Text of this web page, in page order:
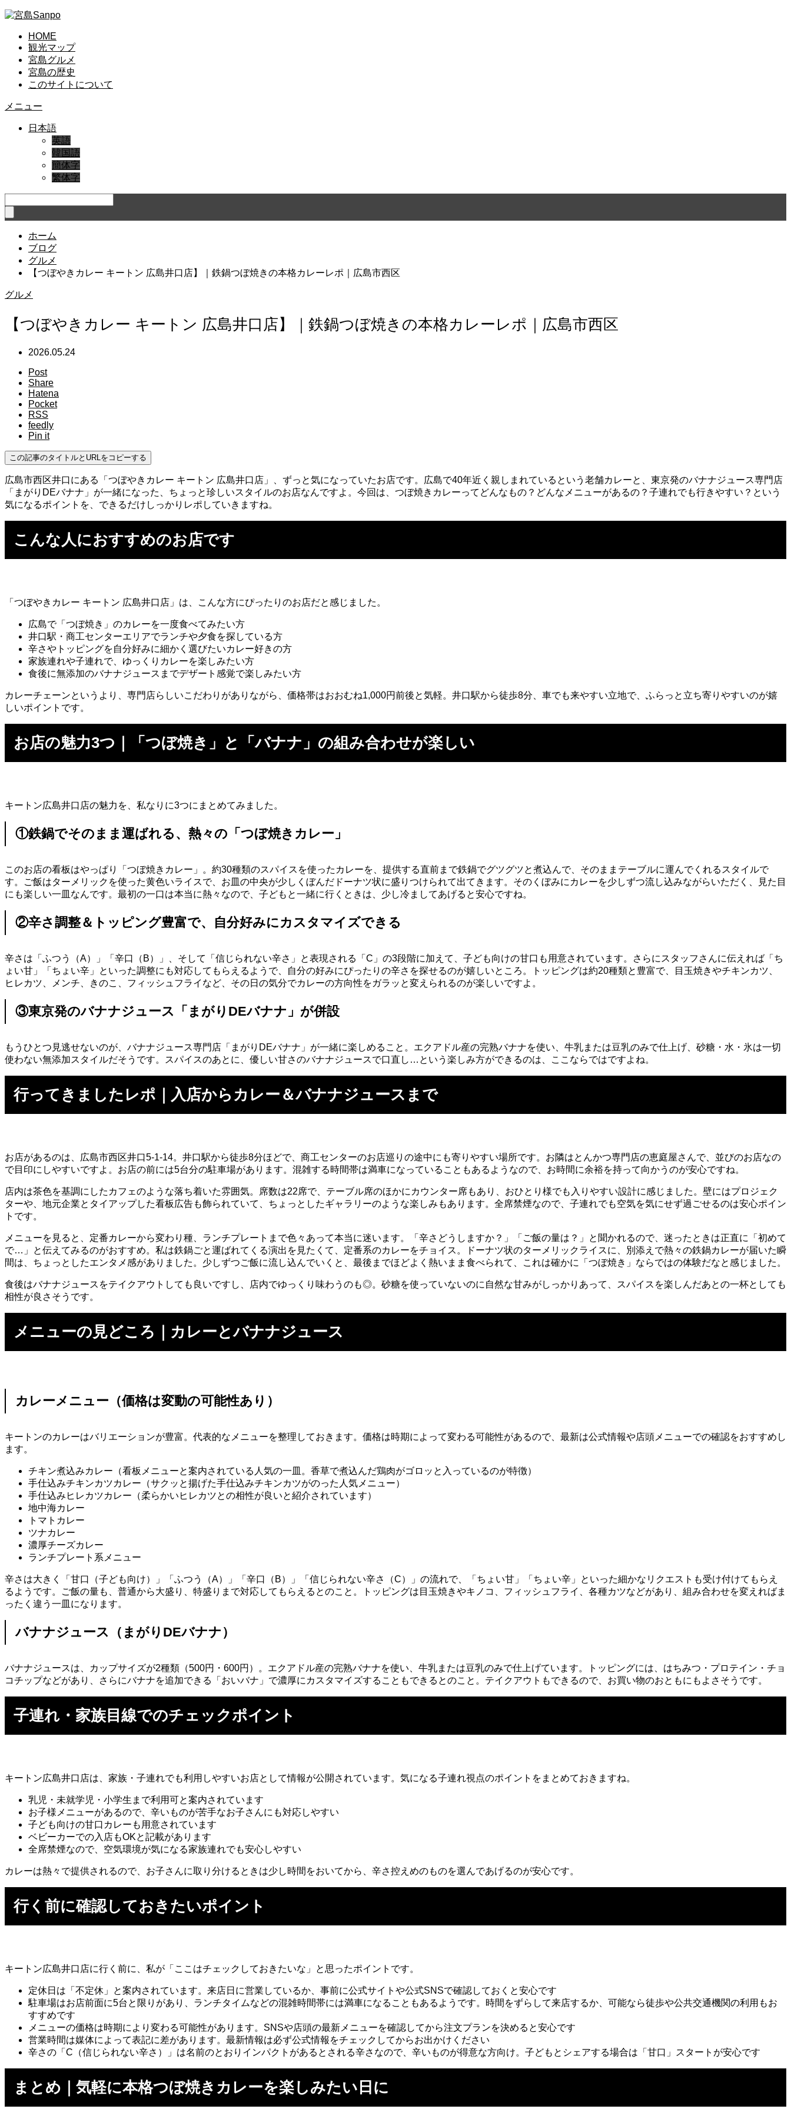
HOME
観光マップ
宮島グルメ
宮島の歴史
このサイトについて
メニュー
日本語
英語
韓国語
簡体字
繁体字
ホーム
ブログ
グルメ
【つぼやきカレー キートン 広島井口店】｜鉄鍋つぼ焼きの本格カレーレポ｜広島市西区
グルメ
【つぼやきカレー キートン 広島井口店】｜鉄鍋つぼ焼きの本格カレーレポ｜広島市西区
2026.05.24
Post
Share
Hatena
Pocket
RSS
feedly
Pin it
この記事のタイトルとURLをコピーする
広島市西区井口にある「つぼやきカレー キートン 広島井口店」、ずっと気になっていたお店です。広島で40年近く親しまれているという老舗カレーと、東京発のバナナジュース専門店
「まがりDEバナナ」が一緒になった、ちょっと珍しいスタイルのお店なんですよ。今回は、つぼ焼きカレーってどんなもの？どんなメニューがあるの？子連れでも行きやすい？という
気になるポイントを、できるだけしっかりレポしていきますね。
こんな人におすすめのお店です
「つぼやきカレー キートン 広島井口店」は、こんな方にぴったりのお店だと感じました。
広島で「つぼ焼き」のカレーを一度食べてみたい方
井口駅・商工センターエリアでランチや夕食を探している方
辛さやトッピングを自分好みに細かく選びたいカレー好きの方
家族連れや子連れで、ゆっくりカレーを楽しみたい方
食後に無添加のバナナジュースまでデザート感覚で楽しみたい方
カレーチェーンというより、専門店らしいこだわりがありながら、価格帯はおおむね1,000円前後と気軽。井口駅から徒歩8分、車でも来やすい立地で、ふらっと立ち寄りやすいのが嬉
しいポイントです。
お店の魅力3つ｜「つぼ焼き」と「バナナ」の組み合わせが楽しい
キートン広島井口店の魅力を、私なりに3つにまとめてみました。
①鉄鍋でそのまま運ばれる、熱々の「つぼ焼きカレー」
このお店の看板はやっぱり「つぼ焼きカレー」。約30種類のスパイスを使ったカレーを、提供する直前まで鉄鍋でグツグツと煮込んで、そのままテーブルに運んでくれるスタイルで
す。ご飯はターメリックを使った黄色いライスで、お皿の中央が少しくぼんだドーナツ状に盛りつけられて出てきます。そのくぼみにカレーを少しずつ流し込みながらいただく、見た目
にも楽しい一皿なんです。最初の一口は本当に熱々なので、子どもと一緒に行くときは、少し冷ましてあげると安心ですね。
②辛さ調整＆トッピング豊富で、自分好みにカスタマイズできる
辛さは「ふつう（A）」「辛口（B）」、そして「信じられない辛さ」と表現される「C」の3段階に加えて、子ども向けの甘口も用意されています。さらにスタッフさんに伝えれば「ち
ょい甘」「ちょい辛」といった調整にも対応してもらえるようで、自分の好みにぴったりの辛さを探せるのが嬉しいところ。トッピングは約20種類と豊富で、目玉焼きやチキンカツ、
ヒレカツ、メンチ、きのこ、フィッシュフライなど、その日の気分でカレーの方向性をガラッと変えられるのが楽しいですよ。
③東京発のバナナジュース「まがりDEバナナ」が併設
もうひとつ見逃せないのが、バナナジュース専門店「まがりDEバナナ」が一緒に楽しめること。エクアドル産の完熟バナナを使い、牛乳または豆乳のみで仕上げ、砂糖・水・氷は一切
使わない無添加スタイルだそうです。スパイスのあとに、優しい甘さのバナナジュースで口直し…という楽しみ方ができるのは、ここならではですよね。
行ってきましたレポ｜入店からカレー＆バナナジュースまで
お店があるのは、広島市西区井口5-1-14。井口駅から徒歩8分ほどで、商工センターのお店巡りの途中にも寄りやすい場所です。お隣はとんかつ専門店の恵庭屋さんで、並びのお店なの
で目印にしやすいですよ。お店の前には5台分の駐車場があります。混雑する時間帯は満車になっていることもあるようなので、お時間に余裕を持って向かうのが安心ですね。
店内は茶色を基調にしたカフェのような落ち着いた雰囲気。席数は22席で、テーブル席のほかにカウンター席もあり、おひとり様でも入りやすい設計に感じました。壁にはプロジェク
ターや、地元企業とタイアップした看板広告も飾られていて、ちょっとしたギャラリーのような楽しみもあります。全席禁煙なので、子連れでも空気を気にせず過ごせるのは安心ポイン
トです。
メニューを見ると、定番カレーから変わり種、ランチプレートまで色々あって本当に迷います。「辛さどうしますか？」「ご飯の量は？」と聞かれるので、迷ったときは正直に「初めて
で…」と伝えてみるのがおすすめ。私は鉄鍋ごと運ばれてくる演出を見たくて、定番系のカレーをチョイス。ドーナツ状のターメリックライスに、別添えで熱々の鉄鍋カレーが届いた瞬
間は、ちょっとしたエンタメ感がありました。少しずつご飯に流し込んでいくと、最後までほどよく熱いまま食べられて、これは確かに「つぼ焼き」ならではの体験だなと感じました。
食後はバナナジュースをテイクアウトしても良いですし、店内でゆっくり味わうのも◎。砂糖を使っていないのに自然な甘みがしっかりあって、スパイスを楽しんだあとの一杯としても
相性が良さそうです。
メニューの見どころ｜カレーとバナナジュース
カレーメニュー（価格は変動の可能性あり）
キートンのカレーはバリエーションが豊富。代表的なメニューを整理しておきます。価格は時期によって変わる可能性があるので、最新は公式情報や店頭メニューでの確認をおすすめし
ます。
チキン煮込みカレー（看板メニューと案内されている人気の一皿。香草で煮込んだ鶏肉がゴロッと入っているのが特徴）
手仕込みチキンカツカレー（サクッと揚げた手仕込みチキンカツがのった人気メニュー）
手仕込みヒレカツカレー（柔らかいヒレカツとの相性が良いと紹介されています）
地中海カレー
トマトカレー
ツナカレー
濃厚チーズカレー
ランチプレート系メニュー
辛さは大きく「甘口（子ども向け）」「ふつう（A）」「辛口（B）」「信じられない辛さ（C）」の流れで、「ちょい甘」「ちょい辛」といった細かなリクエストも受け付けてもらえ
るようです。ご飯の量も、普通から大盛り、特盛りまで対応してもらえるとのこと。トッピングは目玉焼きやキノコ、フィッシュフライ、各種カツなどがあり、組み合わせを変えればま
ったく違う一皿になります。
バナナジュース（まがりDEバナナ）
バナナジュースは、カップサイズが2種類（500円・600円）。エクアドル産の完熟バナナを使い、牛乳または豆乳のみで仕上げています。トッピングには、はちみつ・プロテイン・チョ
コチップなどがあり、さらにバナナを追加できる「おいバナ」で濃厚にカスタマイズすることもできるとのこと。テイクアウトもできるので、お買い物のおともにもよさそうです。
子連れ・家族目線でのチェックポイント
キートン広島井口店は、家族・子連れでも利用しやすいお店として情報が公開されています。気になる子連れ視点のポイントをまとめておきますね。
乳児・未就学児・小学生まで利用可と案内されています
お子様メニューがあるので、辛いものが苦手なお子さんにも対応しやすい
子ども向けの甘口カレーも用意されています
ベビーカーでの入店もOKと記載があります
全席禁煙なので、空気環境が気になる家族連れでも安心しやすい
カレーは熱々で提供されるので、お子さんに取り分けるときは少し時間をおいてから、辛さ控えめのものを選んであげるのが安心です。
行く前に確認しておきたいポイント
キートン広島井口店に行く前に、私が「ここはチェックしておきたいな」と思ったポイントです。
定休日は「不定休」と案内されています。来店日に営業しているか、事前に公式サイトや公式SNSで確認しておくと安心です
駐車場はお店前面に5台と限りがあり、ランチタイムなどの混雑時間帯には満車になることもあるようです。時間をずらして来店するか、可能なら徒歩や公共交通機関の利用もお
すすめです
メニューの価格は時期により変わる可能性があります。SNSや店頭の最新メニューを確認してから注文プランを決めると安心です
営業時間は媒体によって表記に差があります。最新情報は必ず公式情報をチェックしてからお出かけください
辛さの「C（信じられない辛さ）」は名前のとおりインパクトがあるとされる辛さなので、辛いものが得意な方向け。子どもとシェアする場合は「甘口」スタートが安心です
まとめ｜気軽に本格つぼ焼きカレーを楽しみたい日に